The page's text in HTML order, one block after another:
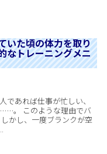
いた頃の体力を取り
なトレーニングメニ
あれば仕事が忙しい、
。 このような理由でバ
かし、一度ブランクが空